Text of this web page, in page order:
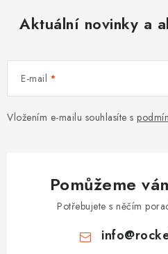
Aktuální novinky a
E-mail
Vložením e-mailu souhlasíte s
Pomůžeme
Potřebujete s něčím
info@